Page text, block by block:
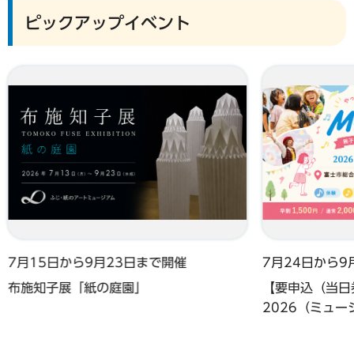
ピックアップイベント
7月15日から9月23日まで開催
布施知子展「紙の庭園」
7月24日から9
【要申込（当
2026（ミュー